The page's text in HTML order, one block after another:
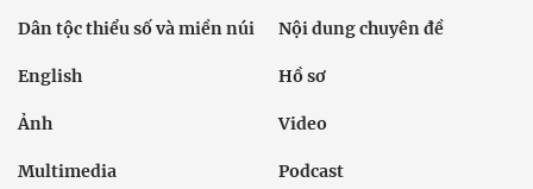
Dân tộc thiểu số và miền núi Nội dung chuyên đề
English Hồ sơ
Ảnh Video
Multimedia Podcast